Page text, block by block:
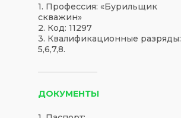
ДОКУМЕНТЫ
1. Профессия: «Бурильщик
скважин»
2. Код: 11297
3. Квалификационные разряды:
5,6,7,8.